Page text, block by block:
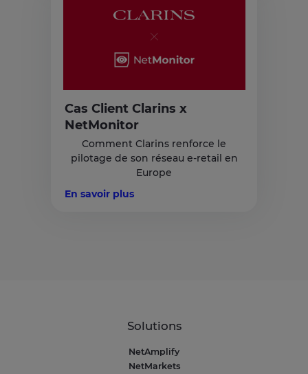
Cas Client Clarins x
NetMonitor
Comment Clarins renforce le
pilotage de son réseau e-retail en
Europe
En savoir plus
Solutions
NetAmplify
NetMarkets